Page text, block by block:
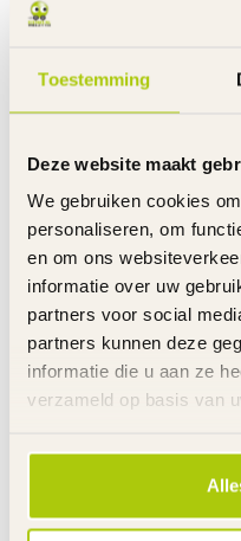
Toestemming
Deze website maakt
We gebruiken cookies
personaliseren, om
en om ons
informatie over uw
partners voor social
partners kunnen deze
informatie die u aan ze
verzameld op basis van
Velgen
Kettingkast
Zijwielen
Reflectoren
Oranje
Licentie
Peppa
Stuurhoogte
85%
Inclusief
Garantie
2 Jaar
Link